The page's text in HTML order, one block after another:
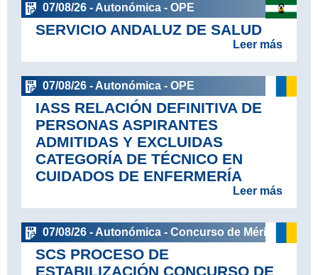
07/08/26 - Autonómica - OPE
SERVICIO ANDALUZ DE SALUD
Leer más
07/08/26 - Autonómica - OPE
IASS RELACIÓN DEFINITIVA DE
PERSONAS ASPIRANTES
ADMITIDAS Y EXCLUIDAS
CATEGORÍA DE TÉCNICO EN
CUIDADOS DE ENFERMERÍA
Leer más
07/08/26 - Autonómica - Concurso de Méritos
SCS PROCESO DE
ESTABILIZACIÓN CONCURSO DE